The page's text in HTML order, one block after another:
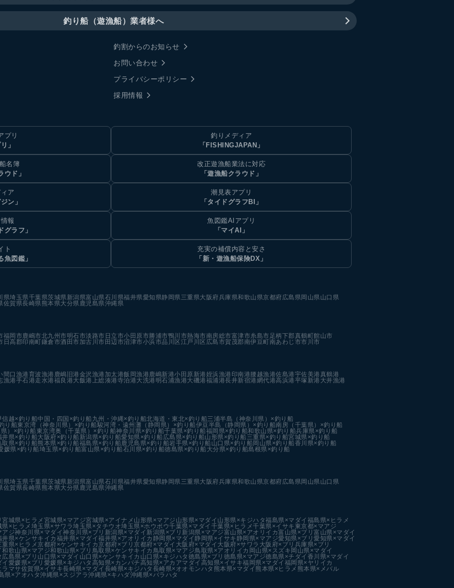
釣り船（遊漁船）業者様へ
釣割からのお知らせ
お問い合わせ
プライバシーポリシー
採用情報
プリ
」
釣りメディア
「FISHINGJAPAN」
名簿
ウド」
改正遊漁船業法に対応
「遊漁船クラウド」
ア
ン」
潮見表アプリ
「タイドグラフBI」
報
グラフ」
魚図鑑AIアプリ
「マイAI」
ト
魚図鑑」
充実の補償内容と安さ
「新・遊漁船保険DX」
県埼玉県千葉県茨城県 新潟県富山県石川県福井県愛知県静岡県 三重県大阪府兵庫県和歌山県京都府広島県岡山県 山口県
佐賀県長崎県 熊本県大分県 鹿児島県沖縄県
福岡市鹿嶋市北九州市明石市淡路市 日立市小田原市勝浦市鴨川市熱海市南房総市富津市糸島市 足柄下郡真鶴町館山市
日高郡印南町鎌倉市酒田市加古川市田辺市沼津市小浜市品川区江戸川区 広島市賀茂郡南伊豆町南あわじ市市川市
間口漁港育波漁港 鹿嶋旧港金沢漁港 加太港飯岡漁港 鹿嶋新港小田原新港姪浜漁港 印南港腰越漁港佐島港宇佐美港真鶴港
漁港手石港走水港福良港大飯港 上総湊港寺泊港大洗港 明石浦漁港大磯港福浦港長井新宿港網代港高浜港平塚新港 大井漁港
信越×釣り船中国・四国×釣り船 九州・沖縄×釣り船北海道・東北×釣り船三浦半島（神奈川県）×釣り船
り船東京湾（神奈川県）×釣り船駿河湾・遠州灘（静岡県）×釣り船伊豆半島（静岡県）×釣り船南房（千葉県）×釣り船
）×釣り船 東京湾奥（千葉県）×釣り船神奈川県×釣り船千葉県×釣り船福岡県×釣り船和歌山県×釣り船兵庫県×釣り船
井県×釣り船大阪府×釣り船 新潟県×釣り船愛知県×釣り船 広島県×釣り船山形県×釣り船 三重県×釣り船宮城県×釣り船
取県×釣り船熊本県×釣り船福島県×釣り船 鹿児島県×釣り船岩手県×釣り船 山口県×釣り船岡山県×釣り船香川県×釣り船
媛県×釣り船埼玉県×釣り船富山県×釣り船石川県×釣り船徳島県×釣り船 大分県×釣り船島根県×釣り船
県埼玉県千葉県茨城県 新潟県富山県石川県福井県愛知県静岡県 三重県大阪府兵庫県和歌山県京都府広島県岡山県 山口県
佐賀県長崎県 熊本県大分県 鹿児島県沖縄県
宮城県×ヒラメ 宮城県×マアジ宮城県×アイナメ 山形県×マアジ 山形県×マダイ 山形県×キジハタ福島県×マダイ 福島県×ヒラメ
県×ヒラメ 埼玉県×サワラ埼玉県×タチウオ埼玉県×ホウボウ千葉県×マダイ 千葉県×ヒラメ千葉県×イサキ 東京都×マアジ
アジ神奈川県×マダイ神奈川県×ブリ 新潟県×マダイ 新潟県×ブリ 新潟県×マアジ富山県×アオリイカ富山県×ブリ 富山県×マダイ
井県×ケンサキイカ 福井県×マダイ福井県×アオリイカ 静岡県×マダイ静岡県×イサキ静岡県×マアジ愛知県×ブリ 愛知県×マダイ
重県×ヒラメ京都府×ケンサキイカ京都府×ブリ 京都府×マダイ 大阪府×マダイ 大阪府×サワラ 大阪府×ブリ 兵庫県×ブリ
和歌山県×マアジ和歌山県×ブリ 鳥取県×ケンサキイカ 鳥取県×マアジ鳥取県×アオリイカ 岡山県×スズキ岡山県×マダイ
広島県×ブリ 山口県×マダイ 山口県×ケンサキイカ 山口県×キジハタ 徳島県×ブリ 徳島県×マアジ徳島県×チダイ 香川県×マダイ
愛媛県×ブリ 愛媛県×キジハタ 高知県×カンパチ高知県×アカアマダイ 高知県×イサキ福岡県×マダイ 福岡県×ヤリイカ
ラマサ佐賀県×イサキ長崎県×マダイ 長崎県×キジハタ 長崎県×オオモンハタ 熊本県×マダイ 熊本県×ヒラメ 熊本県×メバル
県×アオハタ沖縄県×スジアラ沖縄県×キハダ沖縄県×バラハタ